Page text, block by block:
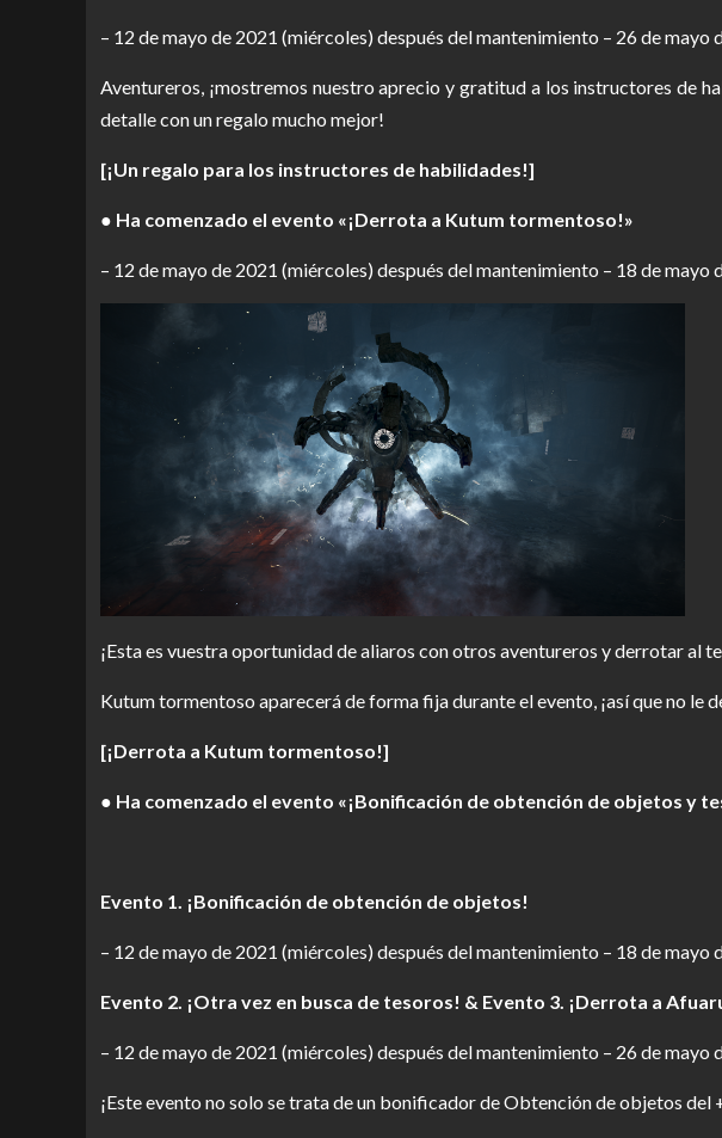
– 12 de mayo de 2021 (miércoles) después del mantenimiento – 26 de
Aventureros, ¡mostremos nuestro aprecio y gratitud a los instructores de
detalle con un regalo mucho mejor!
[¡Un regalo para los instructores de habilidades!]
● Ha comenzado el evento «¡Derrota a Kutum tormentoso!»
– 12 de mayo de 2021 (miércoles) después del mantenimiento – 18 de
¡Esta es vuestra oportunidad de aliaros con otros aventureros y derrotar al
Kutum tormentoso aparecerá de forma fija durante el evento, ¡así que no le
[¡Derrota a Kutum tormentoso!]
● Ha comenzado el evento «¡Bonificación de obtención de objetos y
Evento 1. ¡Bonificación de obtención de objetos!
– 12 de mayo de 2021 (miércoles) después del mantenimiento – 18 de mayo
Evento 2. ¡Otra vez en busca de tesoros! & Evento 3. ¡Derrota a
– 12 de mayo de 2021 (miércoles) después del mantenimiento – 26 de
¡Este evento no solo se trata de un bonificador de Obtención de objetos